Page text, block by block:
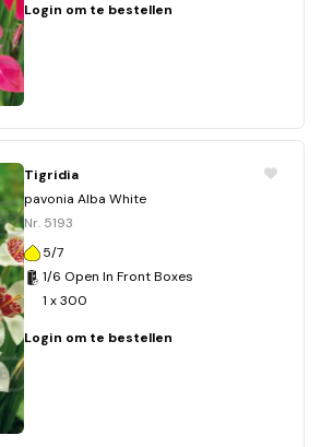
Login om te bestellen
Tigridia
pavonia Alba White
Nr. 5193
5/7
1/6 Open In Front Boxes
1 x 300
Login om te bestellen